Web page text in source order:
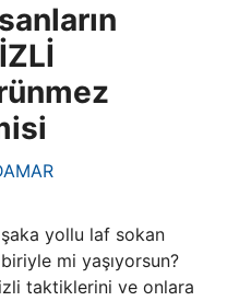
yollu laf sokan
mi yaşıyorsun?
taktiklerini ve onlara